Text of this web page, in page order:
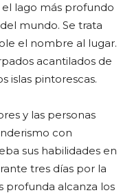
lago más profundo
mundo. Se trata
el nombre al lugar.
acantilados de
islas pintorescas.
y las personas
con
sus habilidades en
tres días por la
profunda alcanza los